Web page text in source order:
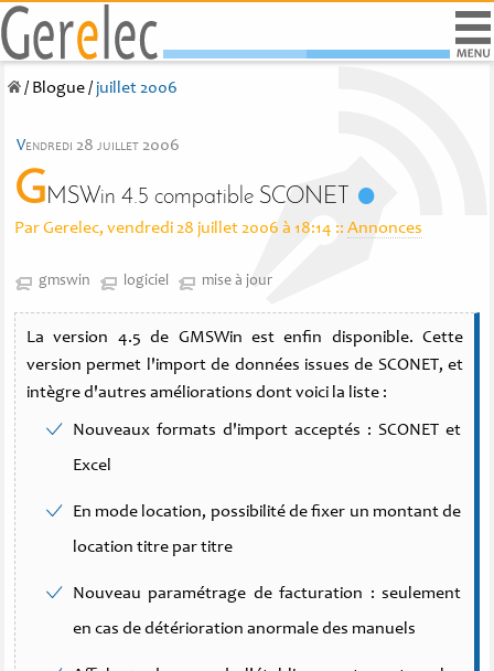
/ Blogue/ juillet 2006
vendredi 28 juillet 2006
GMSWin 4.5 compatible SCONET
Par Gerelec, vendredi 28 juillet 2006 à 18:14 :: Annonces
gmswin logiciel mise à jour
La version 4.5 de GMSWin est enfin disponible. Cette
version permet l'import de données issues de SCONET, et
intègre d'autres améliorations dont voici la liste :
Nouveaux formats d'import acceptés : SCONET et
Excel
En mode location, possibilité de fixer un montant de
location titre par titre
Nouveau paramétrage de facturation : seulement
en cas de détérioration anormale des manuels